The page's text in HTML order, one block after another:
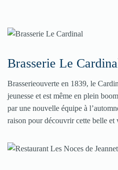
Brasserie Le
Brasserieouverte en 1839, le
jeunesse et est même en plein
par une nouvelle équipe à
raison pour découvrir cette belle